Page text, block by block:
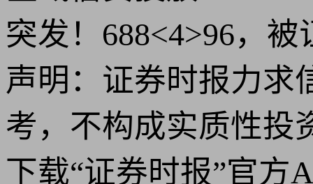
突发！688<4>96，
声明：证券时报力求
考，不构成实质性投
下载“证券时报”官方